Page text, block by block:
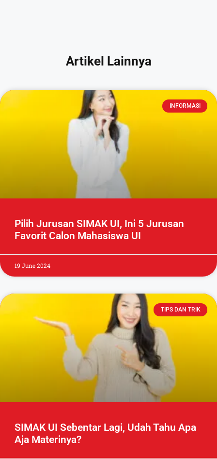
Artikel Lainnya
INFORMASI
Pilih Jurusan SIMAK UI, Ini 5 Jurusan
Favorit Calon Mahasiswa UI
19 June 2024
TIPS DAN TRIK
SIMAK UI Sebentar Lagi, Udah Tahu Apa
Aja Materinya?